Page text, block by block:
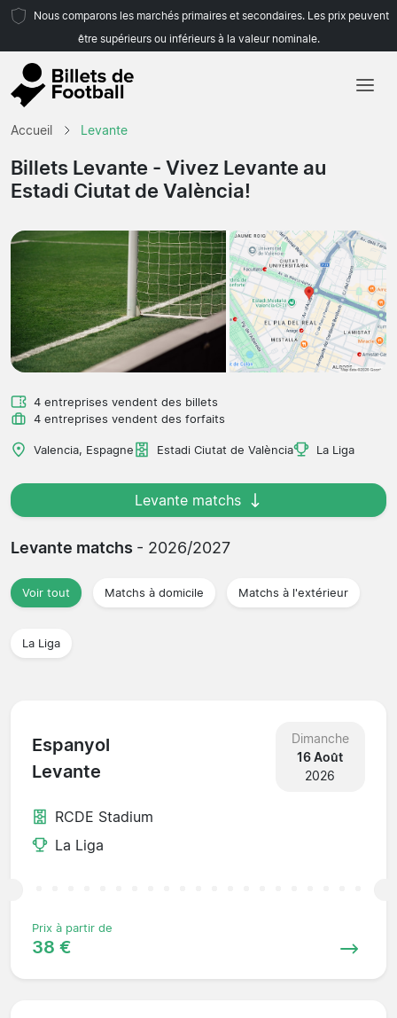
Nous comparons les marchés primaires et secondaires. Les prix peuvent
être supérieurs ou inférieurs à la valeur nominale.
Équipes
Championnats
Accueil Levante
Billets Levante - Vivez Levante au
Estadi Ciutat de València!
4 entreprises vendent des billets
4 entreprises vendent des forfaits
Valencia, Espagne Estadi Ciutat de València La Liga
Levante matchs
Levante matchs - 2026/2027
Voir tout Matchs à domicile Matchs à l'extérieur
La Liga
Espanyol
Levante
Dimanche
16 Août
2026
RCDE Stadium
La Liga
Prix à partir de
38 €